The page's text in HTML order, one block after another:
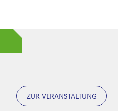
ZUR VERANSTALTUNG